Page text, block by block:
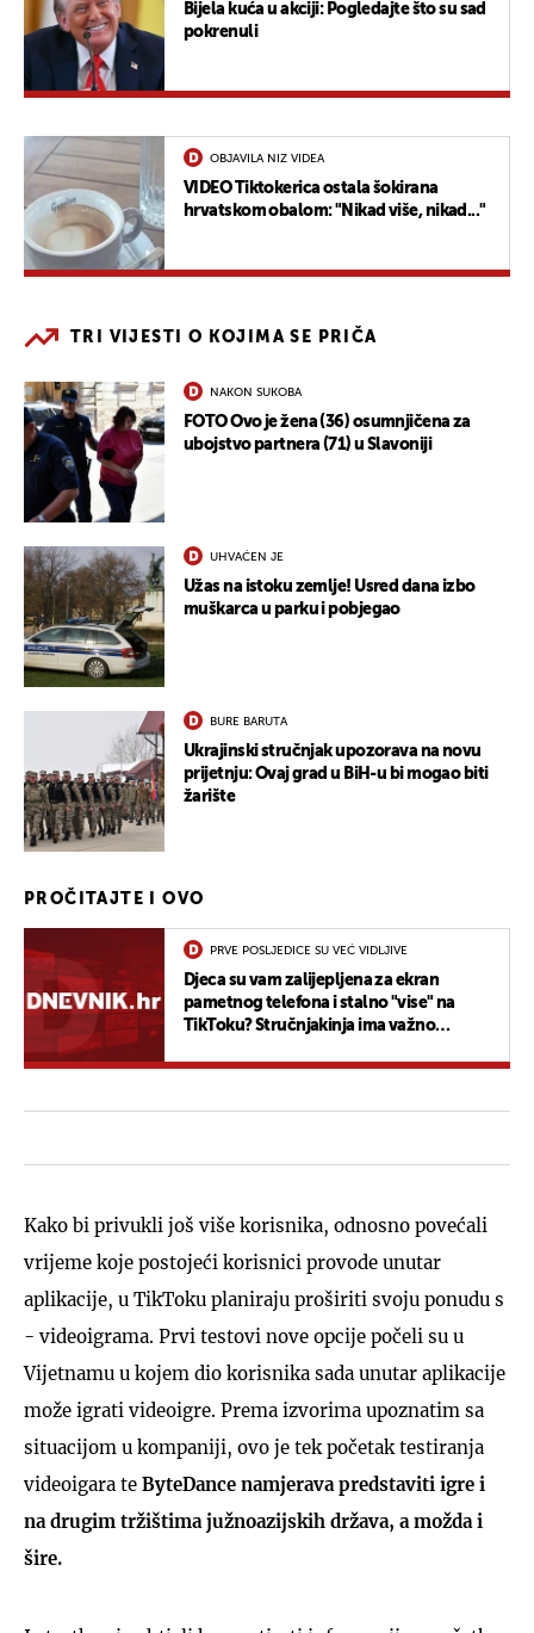
Bijela kuća u akciji: Pogledajte što su sad
pokrenuli
OBJAVILA NIZ VIDEA
VIDEO Tiktokerica ostala šokirana
hrvatskom obalom: "Nikad više, nikad..."
TRI VIJESTI O KOJIMA SE PRIČA
NAKON SUKOBA
FOTO Ovo je žena (36) osumnjičena za
ubojstvo partnera (71) u Slavoniji
UHVAĆEN JE
Užas na istoku zemlje! Usred dana izbo
muškarca u parku i pobjegao
BURE BARUTA
Ukrajinski stručnjak upozorava na novu
prijetnju: Ovaj grad u BiH-u bi mogao biti
žarište
PROČITAJTE I OVO
PRVE POSLJEDICE SU VEĆ VIDLJIVE
Djeca su vam zalijepljena za ekran
pametnog telefona i stalno "vise" na
TikToku? Stručnjakinja ima važno
Kako bi privukli još više korisnika, odnosno povećali
vrijeme koje postojeći korisnici provode unutar
aplikacije, u TikToku planiraju proširiti svoju ponudu s
- videoigrama. Prvi testovi nove opcije počeli su u
Vijetnamu u kojem dio korisnika sada unutar aplikacije
može igrati videoigre. Prema izvorima upoznatim sa
situacijom u kompaniji, ovo je tek početak testiranja
videoigara te ByteDance namjerava predstaviti igre i
na drugim tržištima južnoazijskih država, a možda i
šire.